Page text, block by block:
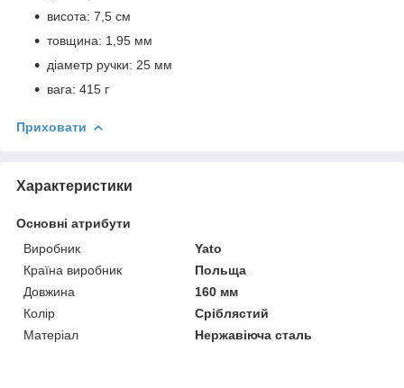
висота: 7,5 см
товщина: 1,95 мм
діаметр ручки: 25 мм
вага: 415 г
Приховати
Характеристики
Основні атрибути
Виробник
Yato
Країна виробник
Польща
Довжина
160 мм
Колір
Сріблястий
Матеріал
Нержавіюча сталь